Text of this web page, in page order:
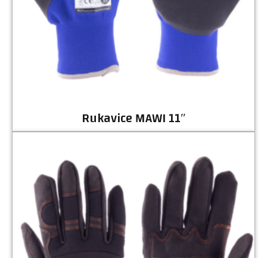
Rukavice MAWI 11″